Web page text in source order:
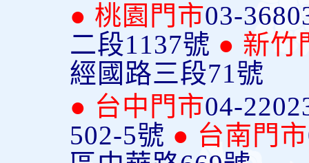
● 桃園門市03-
二段1137號 ● 新竹
經國路三段71號
● 台中門市04-
502-5號 ● 台南門市